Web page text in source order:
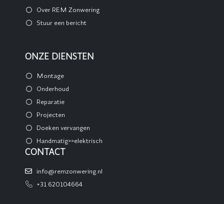
Over REM Zonwering
Stuur een bericht
ONZE DIENSTEN
Montage
Onderhoud
Reparatie
Projecten
Doeken vervangen
Handmatig>>elektrisch
CONTACT
info@remzonwering.nl
+31 620104664